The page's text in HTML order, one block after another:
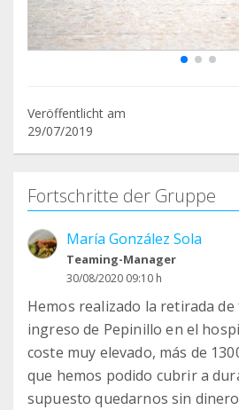
Veröffentlicht am
29/07/2019
Fortschritte der Gruppe
María González Sola
Teaming-Manager
30/08/2020 09:10 h
Hemos realizado la retirada
ingreso de Pepinillo en el
coste muy elevado, más de
que hemos podido cubrir a
supuesto quedarnos sin